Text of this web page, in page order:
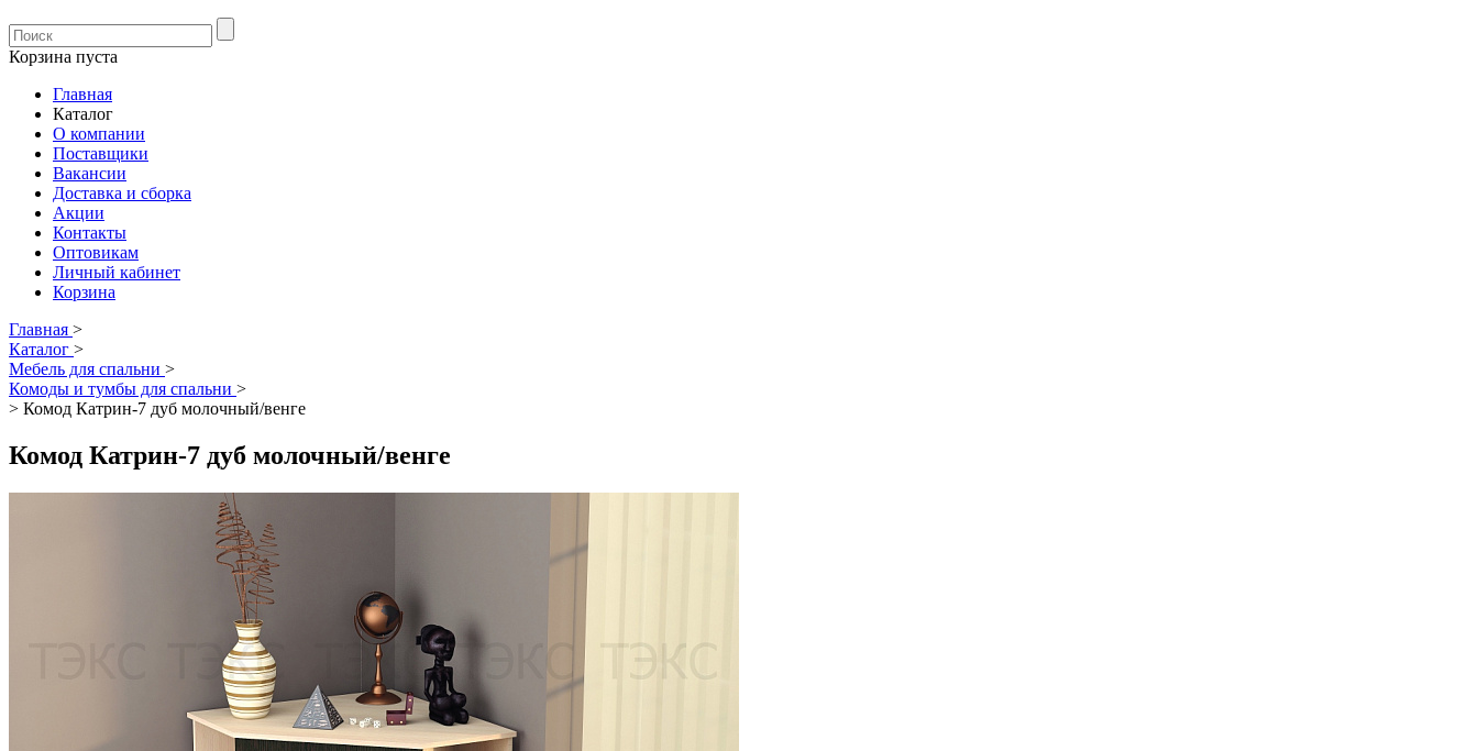
Корзина пуста
Главная
Каталог
О компании
Поставщики
Вакансии
Доставка и сборка
Акции
Контакты
Оптовикам
Личный кабинет
Корзина
Главная >
Каталог >
Мебель для спальни >
Комоды и тумбы для спальни >
> Комод Катрин-7 дуб молочный/венге
Комод Катрин-7 дуб молочный/венге